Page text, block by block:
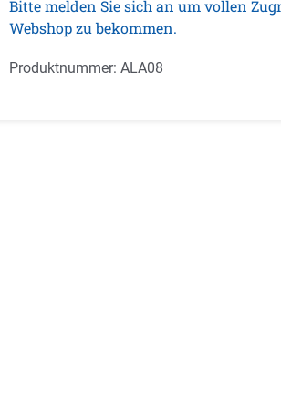
Bitte melden Sie sich an um vollen
Webshop zu bekommen.
Produktnummer: ALA08